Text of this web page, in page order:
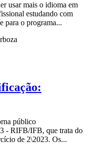
usar mais o idioma em
estudando com
para o programa...
público
- RIFB/IFB, que trata do
de 2\2023. Os...